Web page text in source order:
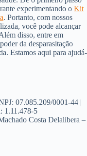
experimentando o Kit
. Portanto, com nossos
você pode alcançar
disso, entre em
da desparasitação
Estamos aqui para ajudá-
07.085.209/0001-44 |
1.11.478-5
Costa Delalibera –